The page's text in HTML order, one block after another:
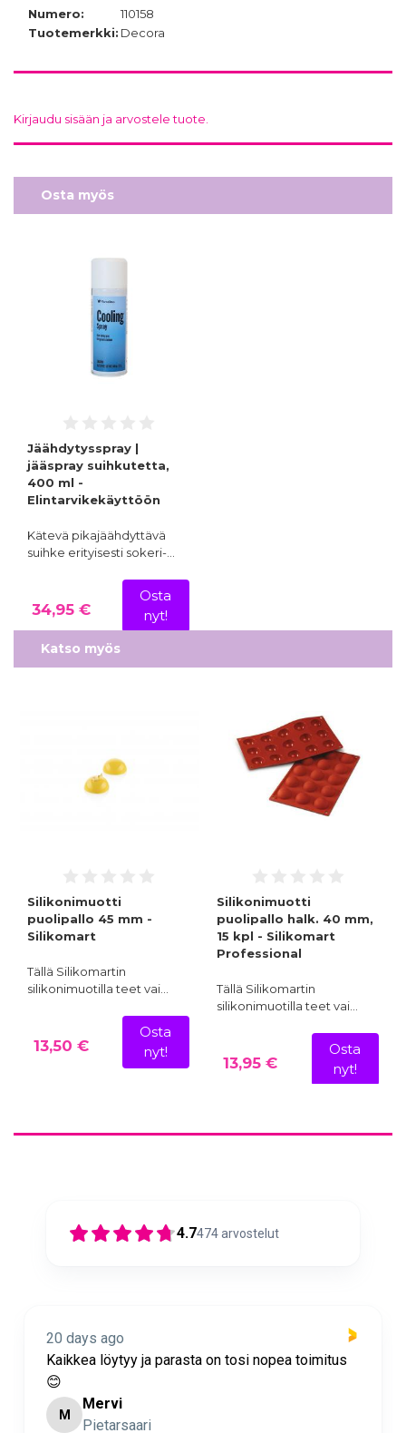
Numero:
110158
Tuotemerkki: Decora
Kirjaudu sisään ja arvostele tuote.
Osta myös
Jäähdytysspray |
jääspray suihkutetta,
400 ml -
Elintarvikekäyttöön
Kätevä pikajäähdyttävä
suihke erityisesti sokeri-…
34,95 €
Osta
nyt!
Katso myös
Silikonimuotti
puolipallo 45 mm -
Silikomart
Tällä Silikomartin
silikonimuotilla teet vai…
13,50 €
Osta
nyt!
Silikonimuotti
puolipallo halk. 40 mm,
15 kpl - Silikomart
Professional
Tällä Silikomartin
silikonimuotilla teet vai…
13,95 €
Osta
nyt!
4.7474arvostelut
on tosi nopea toimitus
21 days ago
Nopea toimitus ja